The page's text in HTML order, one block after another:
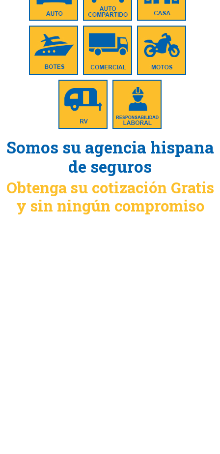
Somos su agencia hispana
de seguros
Obtenga su cotización Gratis
y sin ningún compromiso